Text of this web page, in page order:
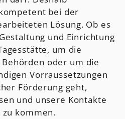
bei der
Lösung. Ob es
und Einrichtung
um die
oder um die
Vorraussetzungen
Förderung geht,
und unsere Kontakte
kommen.